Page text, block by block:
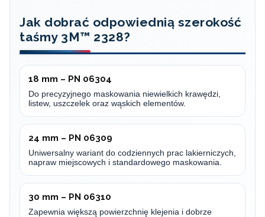
Jak dobrać odpowiednią szerokość
taśmy 3M™ 2328?
18 mm – PN 06304
Do precyzyjnego maskowania niewielkich krawędzi,
listew, uszczelek oraz wąskich elementów.
24 mm – PN 06309
Uniwersalny wariant do codziennych prac lakierniczych,
napraw miejscowych i standardowego maskowania.
30 mm – PN 06310
Zapewnia większą powierzchnię klejenia i dobrze